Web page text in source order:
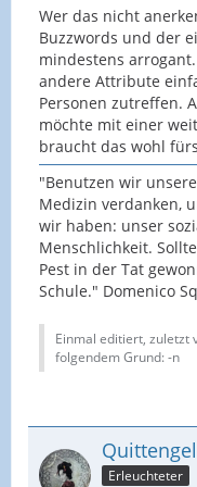
Wer das nicht
Buzzwords und der
mindestens
andere Attribute
Personen zutreffen.
möchte mit einer
braucht das wohl
"Benutzen wir
Medizin verdanken,
wir haben: unser
Menschlichkeit.
Pest in der Tat
Schule." Domenico
Einmal editiert, zuletzt
folgendem Grund: -n
Erleuchteter